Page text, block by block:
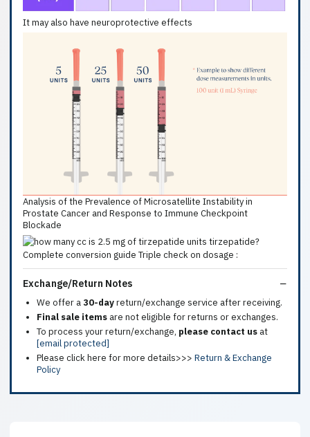
It may also have neuroprotective effects
Analysis of the Prevalence of Microsatellite Instability in
Prostate Cancer and Response to Immune Checkpoint
Blockade
Exchange/Return Notes
We offer a30-dayreturn/exchange service after receiving.
Final sale items are not eligible for returns or exchanges.
To process your return/exchange, please contact us at
[email protected]
Please click here for more details>>> Return & Exchange
Policy